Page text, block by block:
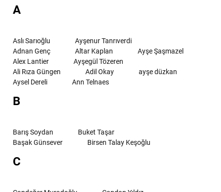
A
Aslı Sarıoğlu
Ayşenur Tanrıverdi
Adnan Genç
Altar Kaplan
Ayşe Şaşmazel
Alex Lantier
Ayşegül Tözeren
Ali Rıza Güngen
Adil Okay
ayşe düzkan
Aysel Dereli
Ann Telnaes
B
Barış Soydan
Buket Taşar
Başak Günsever
Birsen Talay Keşoğlu
C